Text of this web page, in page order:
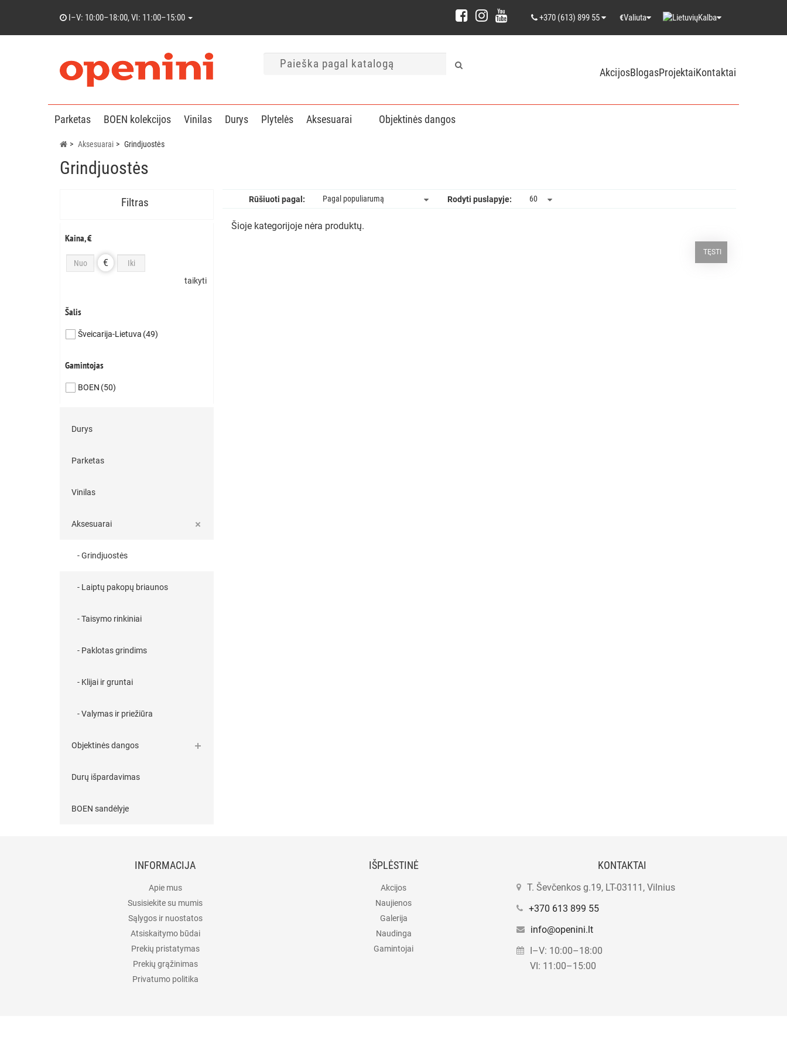
I–V: 10:00–18:00, VI: 11:00–15:00 +370 (613) 899 55 €Valiuta Kalba
AkcijosBlogasProjektaiKontaktai
Parketas BOEN kolekcijos Vinilas Durys Plytelės Aksesuarai Objektinės dangos
Aksesuarai Grindjuostės
Grindjuostės
Filtras
Kaina, €
€
taikyti
Šalis
Šveicarija-Lietuva (49)
Gamintojas
BOEN (50)
Durys
Parketas
Vinilas
Aksesuarai
- Grindjuostės
- Laiptų pakopų briaunos
- Taisymo rinkiniai
- Paklotas grindims
- Klijai ir gruntai
- Valymas ir priežiūra
Objektinės dangos
Durų išpardavimas
BOEN sandėlyje
Rūšiuoti pagal: Rodyti puslapyje:
Šioje kategorijoje nėra produktų.
TĘSTI
INFORMACIJA
Apie mus
Susisiekite su mumis
Sąlygos ir nuostatos
Atsiskaitymo būdai
Prekių pristatymas
Prekių grąžinimas
Privatumo politika
IŠPLĖSTINĖ
Akcijos
Naujienos
Galerija
Naudinga
Gamintojai
KONTAKTAI
T. Ševčenkos g.19, LT-03111, Vilnius
+370 613 899 55
info@openini.lt
I–V: 10:00–18:00
VI: 11:00–15:00